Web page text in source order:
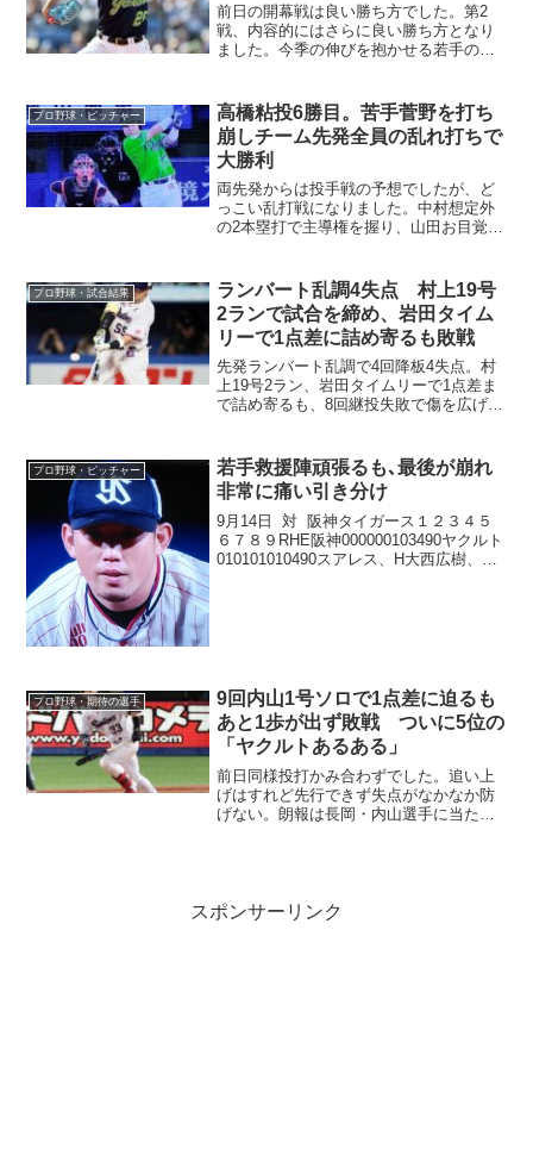
前日の開幕戦は良い勝ち方でした。第2
戦、内容的にはさらに良い勝ち方となり
ました。今季の伸びを抱かせる若手の活
プロ野球・ピッチャー
高橋粘投6勝目。苦手菅野を打ち
崩しチーム先発全員の乱れ打ちで
大勝利
両先発からは投手戦の予想でしたが、ど
っこい乱打戦になりました。中村想定外
の2本塁打で主導権を握り、山田お目覚め
でした。
プロ野球・試合結果
ランバート乱調4失点 村上19号
2ランで試合を締め、岩田タイム
リーで1点差に詰め寄るも敗戦
先発ランバート乱調で4回降板4失点。村
上19号2ラン、岩田タイムリーで1点差ま
で詰め寄るも、8回継投失敗で傷を広げて
プロ野球・ピッチャー
若手救援陣頑張るも､最後が崩れ
非常に痛い引き分け
9月14日 対 阪神タイガース１２３４５
６７８９RHE阪神000000103490ヤクルト
010101010490スアレス、H大西広樹、H
プロ野球・期待の選手
9回内山1号ソロで1点差に迫るも
あと1歩が出ず敗戦 ついに5位の
「ヤクルトあるある」
前日同様投打かみ合わずでした。追い上
げはすれど先行できず失点がなかなか防
げない。朗報は長岡・内山選手に当たり
スポンサーリンク